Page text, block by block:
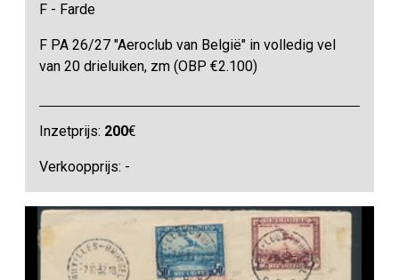
F - Farde
F PA 26/27 "Aeroclub van België" in volledig vel
van 20 drieluiken, zm (OBP €2.100)
Inzetprijs: 200€
Verkoopprijs: -